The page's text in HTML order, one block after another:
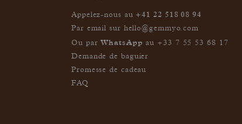
Appelez-nous au +41 22 518 08 94
Par email sur hello@gemmyo.com
Ou par WhatsApp au +33 7 55 53 68 17
Demande de baguier
Promesse de cadeau
FAQ